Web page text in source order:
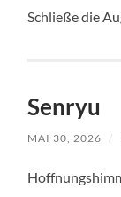
Schließe die
Senryu
MAI 30, 2026 /